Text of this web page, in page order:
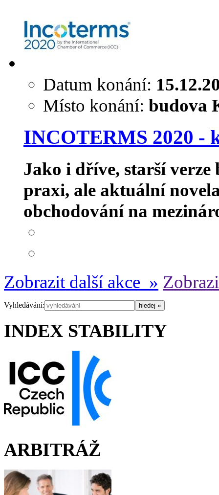
Datum konání:
Místo konání: budova
INCOTERMS 2020 -
Jako i dříve, starší
praxi, ale aktuální
obchodování na
Zobrazit další akce »
Vyhledávání:
INDEX STABILITY
ARBITRÁŽ